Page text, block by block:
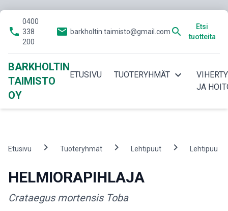
phone
0400
338
200
email barkholtin.taimisto@gmail.com search
Etsi
tuotteita
BARKHOLTIN
TAIMISTO
OY
ETUSIVU TUOTERYHMÄT expand_more
JA
Etusivu chevron_right Tuoteryhmät chevron_right Lehtipuut chevron_right Lehtipuu
HELMIORAPIHLAJA
Crataegus mortensis Toba